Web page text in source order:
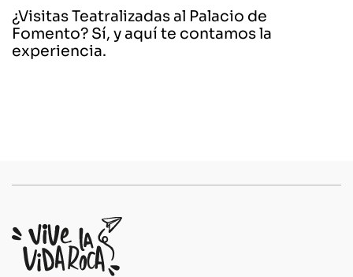
¿Visitas Teatralizadas al Palacio de
Fomento? Sí, y aquí te contamos la
experiencia.